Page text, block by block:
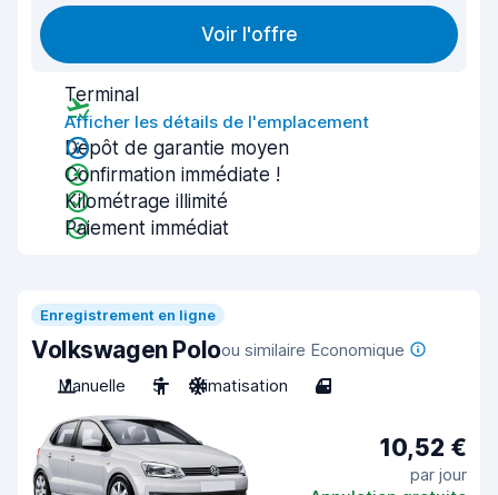
Voir l'offre
Terminal
Afficher les détails de l'emplacement
Dépôt de garantie moyen
Confirmation immédiate !
Kilométrage illimité
Paiement immédiat
Enregistrement en ligne
Volkswagen Poloou similaire Economique
Manuelle
5 Climatisation 4
10,52 €
par jour